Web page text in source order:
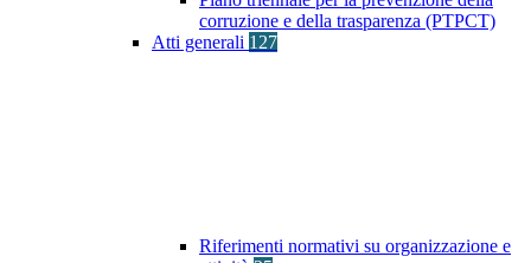
corruzione e della trasparenza (PTPCT)
Atti generali 127
Riferimenti normativi su organizzazione e